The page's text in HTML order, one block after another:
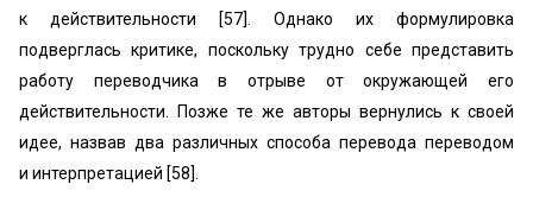
к действительности [57]. Однако их формулировка
подверглась критике, поскольку трудно себе представить
работу переводчика в отрыве от окружающей его
действительности. Позже те же авторы вернулись к своей
идее, назвав два различных способа перевода переводом
и интерпретацией [58].